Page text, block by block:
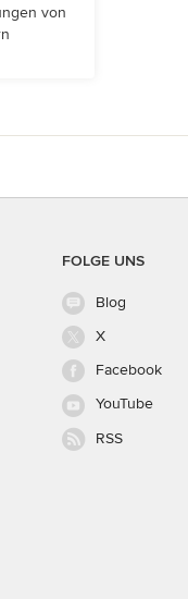
von
FOLGE UNS
Blog
X
Facebook
YouTube
RSS